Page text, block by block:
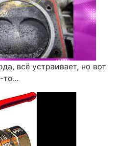
всё устраивает, но вот
то...